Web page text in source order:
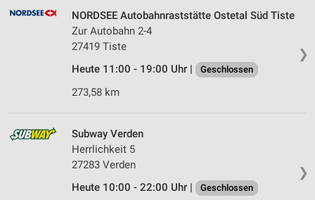
❯
NORDSEE Autobahnraststätte Ostetal Süd Tiste
Zur Autobahn 2-4
27419 Tiste
Heute 11:00 - 19:00 Uhr |
Geschlossen
273,58 km
❯
Subway Verden
Herrlichkeit 5
27283 Verden
Heute 10:00 - 22:00 Uhr |
Geschlossen